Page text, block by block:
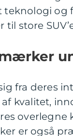
teknologi og
til store
fra deres
kvalitet,
overlegne
er også